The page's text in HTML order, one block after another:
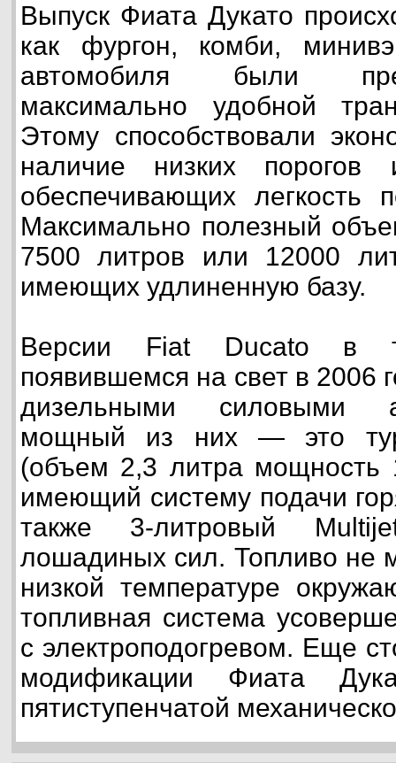
Выпуск Фиата Дукато
как фургон, комби,
автомобиля были
максимально удобной
Этому способствовали
наличие низких
обеспечивающих легкость
Максимально полезный
7500 литров или 12000
имеющих удлиненную базу.
Версии Fiat Ducato в
появившемся на свет в 2006
дизельными силовыми
мощный из них — это
(объем 2,3 литра мощность
имеющий систему подачи
также 3-литровый
лошадиных сил. Топливо не
низкой температуре
топливная система
с электроподогревом. Еще
модификации Фиата
пятиступенчатой